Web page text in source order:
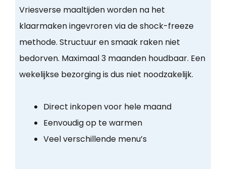
Vriesverse maaltijden worden na het
klaarmaken ingevroren via de shock-freeze
methode. Structuur en smaak raken niet
bedorven. Maximaal 3 maanden houdbaar. Een
wekelijkse bezorging is dus niet noodzakelijk.
Direct inkopen voor hele maand
Eenvoudig op te warmen
Veel verschillende menu’s